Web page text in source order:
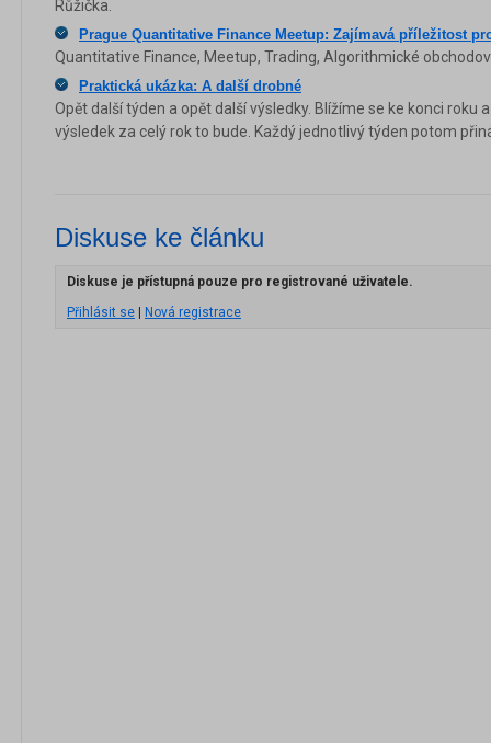
Růžička.
Prague Quantitative Finance Meetup: Zajímavá příležitost
Quantitative Finance, Meetup, Trading, Algorithmické
Praktická ukázka: A další drobné
Opět další týden a opět další výsledky. Blížíme se ke konci roku
výsledek za celý rok to bude. Každý jednotlivý týden potom
Diskuse ke článku
Diskuse je přístupná pouze pro registrované uživatele.
Přihlásit se | Nová registrace